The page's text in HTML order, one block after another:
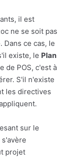
il est
ne se soit pas
Dans ce cas, le
existe, le Plan
de POS, c'est à
S'il n'existe
les directives
sur le
projet